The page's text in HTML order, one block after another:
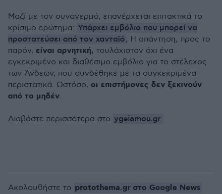
Μαζί με τον συναγερμό, επανέρχεται επιτακτικά το
κρίσιμο ερώτημα: Υπάρχει εμβόλιο που μπορεί να
προστατεύσει από τον χανταϊό ; Η απάντηση, προς το
παρόν, είναι αρνητική, τουλάχιστον όχι ένα
εγκεκριμένο και διαθέσιμο εμβόλιο για το στέλεχος
των Άνδεων, που συνδέθηκε με τα συγκεκριμένα
περιστατικά. Ωστόσο, οι επιστήμονες δεν ξεκινούν
από το μηδέν.
Διαβάστε περισσότερα στο ygeiamou.gr
Ακολουθήστε το protothema.gr στο Google News